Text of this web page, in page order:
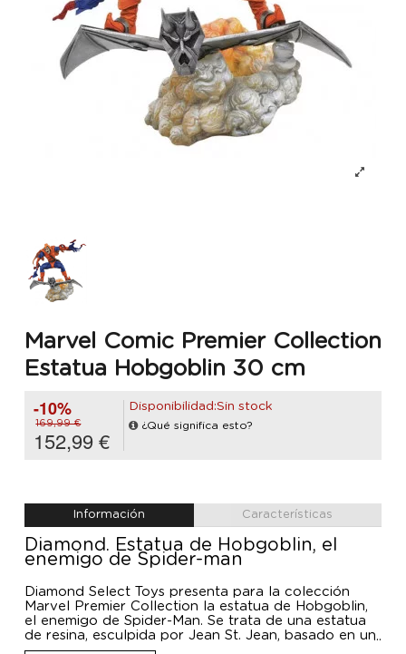
Marvel Comic Premier Collection
Estatua Hobgoblin 30 cm
-10%
169,99 €
152,99 €
Disponibilidad:Sin stock
¿Qué significa esto?
Información Características
Diamond. Estatua de Hobgoblin, el
enemigo de Spider-man
Diamond Select Toys presenta para la colección
Marvel Premier Collection la estatua de Hobgoblin,
el enemigo de Spider-Man. Se trata de una estatua
de resina, esculpida por Jean St. Jean, basado en un
diseño de Joe Allard, que ofrece un alto nivel de